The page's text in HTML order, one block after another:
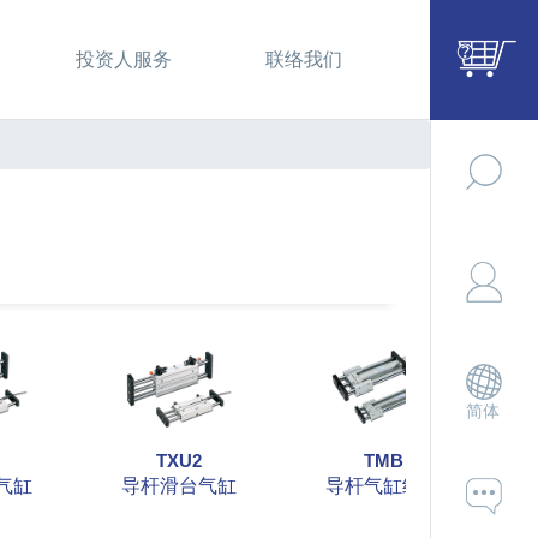
投资人服务 联络我们
缸
TXU2
导杆滑台气缸
TMB
导杆气缸组合
简体